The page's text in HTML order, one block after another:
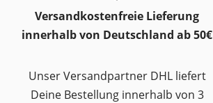
Versandkostenfreie Lieferung
innerhalb von Deutschland ab 50€
Unser Versandpartner DHL liefert
Deine Bestellung innerhalb von 3